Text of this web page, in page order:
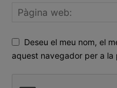
Deseu el meu nom, el
aquest navegador per a